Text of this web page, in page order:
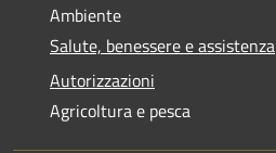
Ambiente
Salute, benessere e assistenza
Autorizzazioni
Agricoltura e pesca